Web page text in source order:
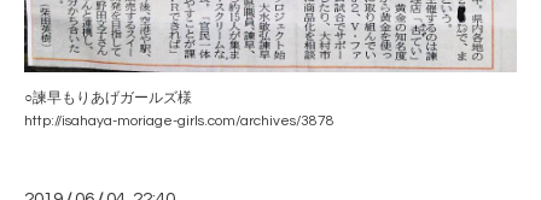
○諫早もりあげガールズ様
http://isahaya-moriage-girls.com/archives/3878